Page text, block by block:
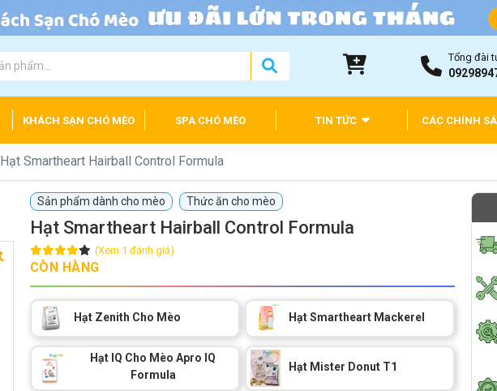
Tổng đài
KHÁCH SẠN CHÓ MÈO SPA CHÓ MÈO TIN TỨC CÁC CHÍNH
Hạt Smartheart Hairball Control Formula
Sản phẩm dành cho mèo Thức ăn cho mèo
Hạt Smartheart Hairball Control Formula
(Xem 1 đánh giá)
CÒN HÀNG
Hạt Zenith Cho Mèo Hạt Smartheart Mackerel
Hạt IQ Cho Mèo Apro IQ
Formula
Hạt Mister Donut T1